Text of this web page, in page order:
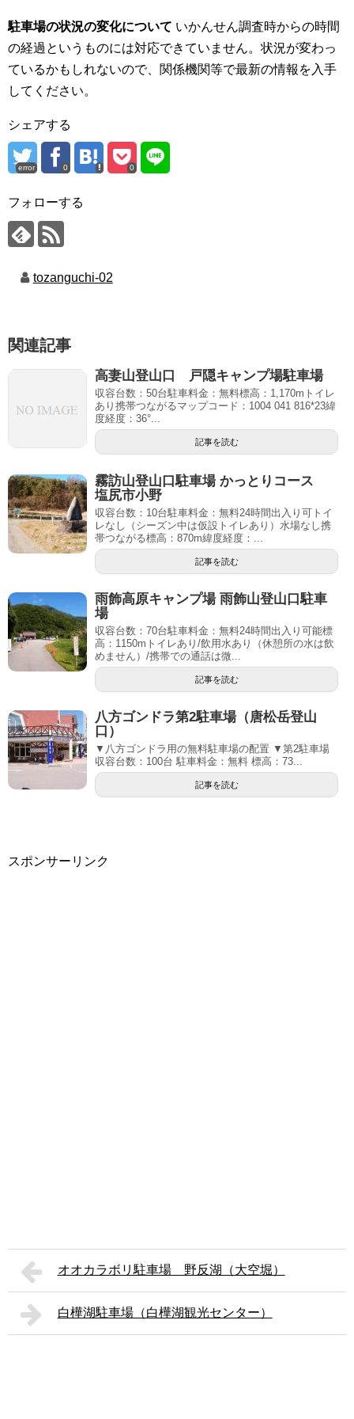
駐車場の状況の変化について いかんせん調査時からの時間
の経過というものには対応できていません。状況が変わっ
ているかもしれないので、関係機関等で最新の情報を入手
してください。
シェアする
error 0 0
フォローする
tozanguchi-02
関連記事
高妻山登山口 戸隠キャンプ場駐車場
収容台数：50台駐車料金：無料標高：1,170mトイレ
あり携帯つながるマップコード：1004 041 816*23緯
度経度：36°...
記事を読む
霧訪山登山口駐車場 かっとりコース
塩尻市小野
収容台数：10台駐車料金：無料24時間出入り可トイ
レなし（シーズン中は仮設トイレあり）水場なし携
帯つながる標高：870m緯度経度：...
記事を読む
雨飾高原キャンプ場 雨飾山登山口駐車
場
収容台数：70台駐車料金：無料24時間出入り可能標
高：1150mトイレあり/飲用水あり（休憩所の水は飲
めません）/携帯での通話は微...
記事を読む
八方ゴンドラ第2駐車場（唐松岳登山
口）
▼八方ゴンドラ用の無料駐車場の配置 ▼第2駐車場
収容台数：100台 駐車料金：無料 標高：73...
記事を読む
スポンサーリンク
オオカラボリ駐車場 野反湖（大空堀）
白樺湖駐車場（白樺湖観光センター）